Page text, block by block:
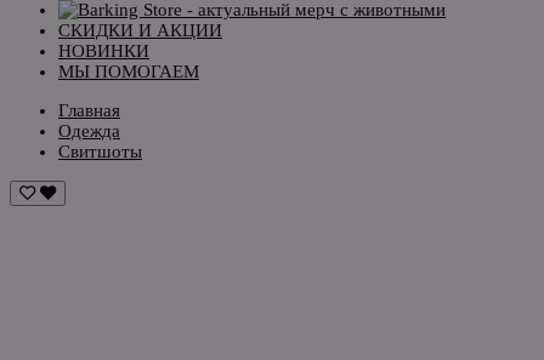
СКИДКИ И АКЦИИ
НОВИНКИ
МЫ ПОМОГАЕМ
Главная
Одежда
Свитшоты